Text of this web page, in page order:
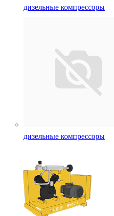
дизельные компрессоры
дизельные компрессоры